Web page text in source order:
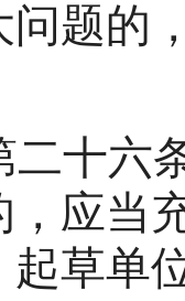
问题的
十六
，应当
起草单